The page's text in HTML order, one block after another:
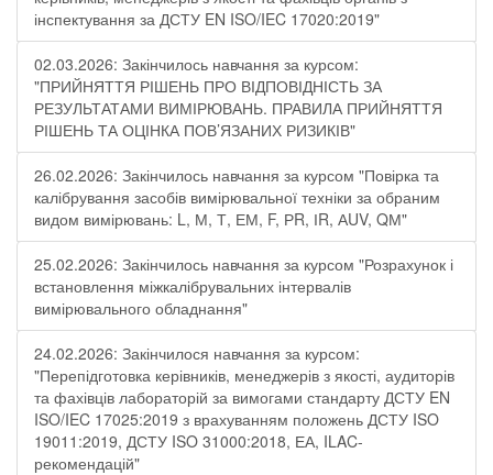
інспектування за ДСТУ EN ISO/IEC 17020:2019"
02.03.2026: Закінчилось навчання за курсом:
"ПРИЙНЯТТЯ РІШЕНЬ ПРО ВІДПОВІДНІСТЬ ЗА
РЕЗУЛЬТАТАМИ ВИМІРЮВАНЬ. ПРАВИЛА ПРИЙНЯТТЯ
РІШЕНЬ ТА ОЦІНКА ПОВ’ЯЗАНИХ РИЗИКІВ"
26.02.2026: Закінчилось навчання за курсом "Повірка та
калібрування засобів вимірювальної техніки за обраним
видом вимірювань: L, М, Т, ЕМ, F, РR, ІR, АUV, QМ"
25.02.2026: Закінчилось навчання за курсом "Розрахунок і
встановлення міжкалібрувальних інтервалів
вимірювального обладнання"
24.02.2026: Закінчилося навчання за курсом:
"Перепідготовка керівників, менеджерів з якості, аудиторів
та фахівців лабораторій за вимогами стандарту ДСТУ EN
ISO/IEC 17025:2019 з врахуванням положень ДСТУ ISO
19011:2019, ДСТУ ISO 31000:2018, ЕА, ILAC-
рекомендацій"